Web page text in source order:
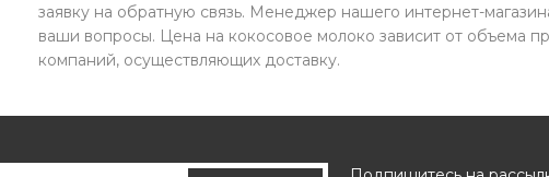
заявку на обратную связь. Менеджер нашего интернет-
ваши вопросы. Цена на кокосовое молоко зависит от объема
компаний, осуществляющих доставку.